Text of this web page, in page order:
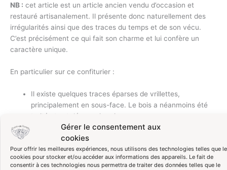
Gérer le consentement aux
cookies
Pour offrir les meilleures expériences, nous utilisons des technologies telles que
cookies pour stocker et/ou accéder aux informations des appareils. Le fait de
consentir à ces technologies nous permettra de traiter des données telles que le
NB : cet article est un article ancien vendu d’occasion et
restauré artisanalement. Il présente donc naturellement des
irrégularités ainsi que des traces du temps et de son vécu.
C’est précisément ce qui fait son charme et lui confère un
caractère unique.
En particulier sur ce confiturier :
Il existe quelques traces éparses de vrillettes,
principalement en sous-face. Le bois a néanmoins été
traité et est désormais sain.
Le revêtement argenté du bouton de la porte est écaillé
(voir photographies).
Dimensions :